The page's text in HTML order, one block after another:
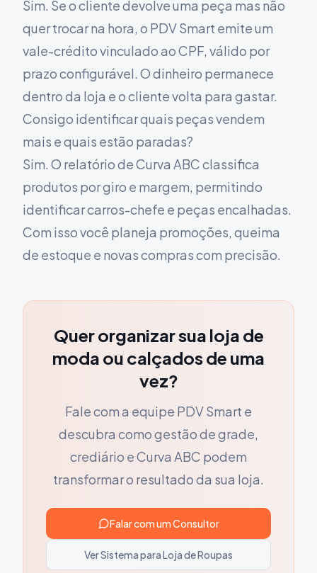
Sim. Se o cliente devolve uma peça mas não
quer trocar na hora, o PDV Smart emite um
vale-crédito vinculado ao CPF, válido por
prazo configurável. O dinheiro permanece
dentro da loja e o cliente volta para gastar.
Consigo identificar quais peças vendem
mais e quais estão paradas?
Sim. O relatório de Curva ABC classifica
produtos por giro e margem, permitindo
identificar carros-chefe e peças encalhadas.
Com isso você planeja promoções, queima
de estoque e novas compras com precisão.
Quer organizar sua loja de
moda ou calçados de uma
vez?
Fale com a equipe PDV Smart e
descubra como gestão de grade,
crediário e Curva ABC podem
transformar o resultado da sua loja.
Falar com um Consultor
Ver Sistema para Loja de Roupas